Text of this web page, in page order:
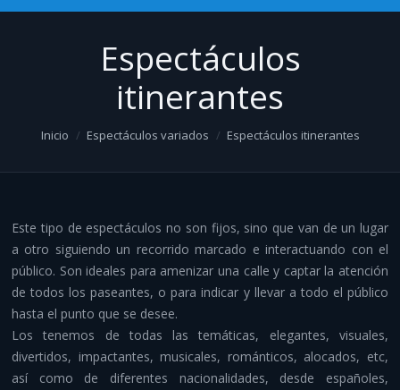
Eventos
Despedidas y aventura
Otros servicios
Infraestructuras y material
Contacto
Espectáculos
itinerantes
You are here:
Inicio Espectáculos variados Espectáculos itinerantes
Este tipo de espectáculos no son fijos, sino que van de un lugar
a otro siguiendo un recorrido marcado e interactuando con el
público. Son ideales para amenizar una calle y captar la atención
de todos los paseantes, o para indicar y llevar a todo el público
hasta el punto que se desee.
Los tenemos de todas las temáticas, elegantes, visuales,
divertidos, impactantes, musicales, románticos, alocados, etc,
así como de diferentes nacionalidades, desde españoles,